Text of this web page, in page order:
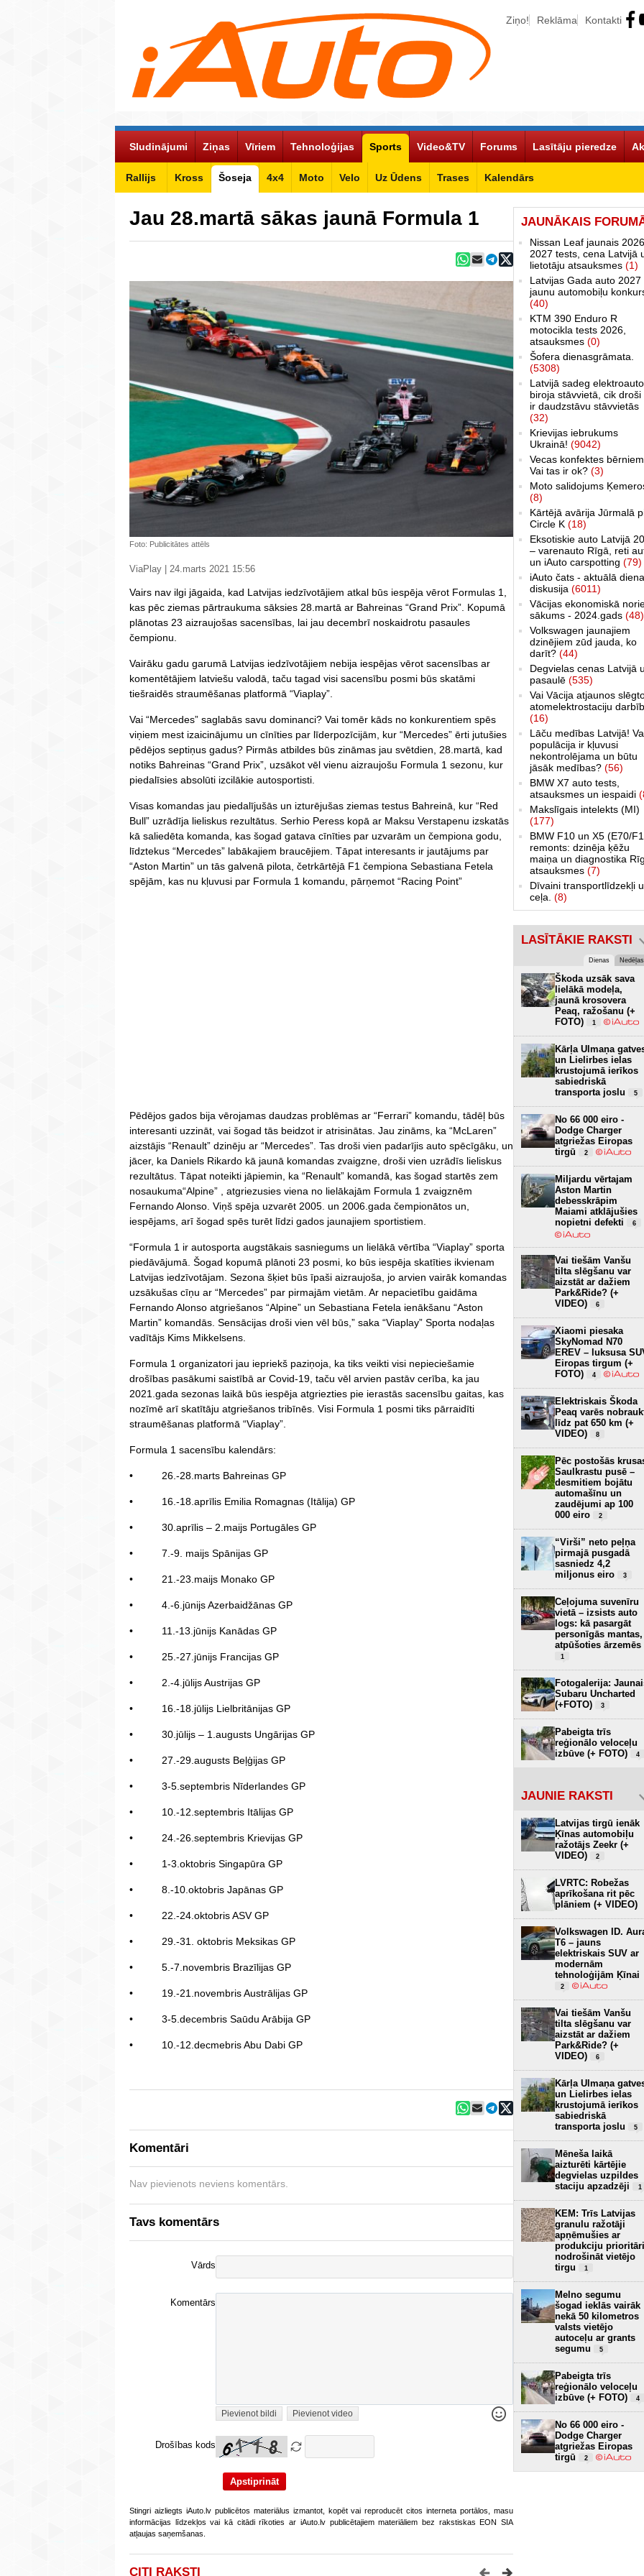
Ziņo! Reklāma Kontakti
Sludinājumi Ziņas Vīriem Tehnoloģijas Sports
Rallijs Kross Šoseja 4x4 Moto Velo Uz Ūdens Trases Kalendārs
Video&TV Forums Lasītāju pieredze
Jau 28.martā sākas jaunā Formula 1
Foto: Publicitātes attēls
ViaPlay | 24.marts 2021 15:56
Vairs nav ilgi jāgaida, kad Latvijas iedzīvotājiem atkal būs iespēja vērot Formulas 1,
kas pēc ziemas pārtraukuma sāksies 28.martā ar Bahreinas “Grand Prix”. Kopumā
plānotas 23 aizraujošas sacensības, lai jau decembrī noskaidrotu pasaules
čempionu.
Vairāku gadu garumā Latvijas iedzīvotājiem nebija iespējas vērot sacensības ar
komentētājiem latviešu valodā, taču tagad visi sacensību posmi būs skatāmi
tiešraidēs straumēšanas platformā “Viaplay”.
Vai “Mercedes” saglabās savu dominanci? Vai tomēr kāds no konkurentiem spēs
viņiem mest izaicinājumu un cīnīties par līderpozīcijām, kur “Mercedes” ērti jutušies
pēdējos septiņus gadus? Pirmās atbildes būs zināmas jau svētdien, 28.martā, kad
notiks Bahreinas “Grand Prix”, uzsākot vēl vienu aizraujošu Formula 1 sezonu, kur
piedalīsies absolūti izcilākie autosportisti.
Visas komandas jau piedalījušās un izturējušas ziemas testus Bahreinā, kur “Red
Bull” uzrādīja lieliskus rezultātus. Serhio Peress kopā ar Maksu Verstapenu izskatās
kā saliedēta komanda, kas šogad gatava cīnīties par uzvarām un čempiona godu,
līdztekus “Mercedes” labākajiem braucējiem. Tāpat interesants ir jautājums par
“Aston Martin” un tās galvenā pilota, četrkārtējā F1 čempiona Sebastiana Fetela
spējām, kas nu kļuvusi par Formula 1 komandu, pārņemot “Racing Point”
Pēdējos gados bija vērojamas daudzas problēmas ar “Ferrari” komandu, tādēļ būs
interesanti uzzināt, vai šogad tās beidzot ir atrisinātas. Jau zināms, ka “McLaren”
aizstājis “Renault” dzinēju ar “Mercedes”. Tas droši vien padarījis auto spēcīgāku, un
jācer, ka Daniels Rikardo kā jaunā komandas zvaigzne, droši vien uzrādīs lieliskus
rezultātus. Tāpat noteikti jāpiemin, ka “Renault” komandā, kas šogad startēs zem
nosaukuma“Alpine” , atgriezusies viena no lielākajām Formula 1 zvaigznēm
Fernando Alonso. Viņš spēja uzvarēt 2005. un 2006.gada čempionātos un,
iespējams, arī šogad spēs turēt līdzi gados jaunajiem sportistiem.
“Formula 1 ir autosporta augstākais sasniegums un lielākā vērtība “Viaplay” sporta
piedāvājumā. Šogad kopumā plānoti 23 posmi, ko būs iespēja skatīties ikvienam
Latvijas iedzīvotājam. Sezona šķiet būs īpaši aizraujoša, jo arvien vairāk komandas
uzsākušas cīņu ar “Mercedes” par pirmajām vietām. Ar nepacietību gaidāma
Fernando Alonso atgriešanos “Alpine” un Sebastiana Fetela ienākšanu “Aston
Martin” komandās. Sensācijas droši vien vēl būs,” saka “Viaplay” Sporta nodaļas
vadītājs Kims Mikkelsens.
Formula 1 organizatori jau iepriekš paziņoja, ka tiks veikti visi nepieciešamie
drošības pasākumi saistībā ar Covid-19, taču vēl arvien pastāv cerība, ka jau
2021.gada sezonas laikā būs iespēja atgriezties pie ierastās sacensību gaitas, kas
nozīmē arī skatītāju atgriešanos tribīnēs. Visi Formula 1 posmi tiks pārraidīti
straumēšanas platformā “Viaplay”.
Formula 1 sacensību kalendārs:
• 26.-28.marts Bahreinas GP
• 16.-18.aprīlis Emilia Romagnas (Itālija) GP
• 30.aprīlis – 2.maijs Portugāles GP
• 7.-9. maijs Spānijas GP
• 21.-23.maijs Monako GP
• 4.-6.jūnijs Azerbaidžānas GP
• 11.-13.jūnijs Kanādas GP
• 25.-27.jūnijs Francijas GP
• 2.-4.jūlijs Austrijas GP
• 16.-18.jūlijs Lielbritānijas GP
• 30.jūlijs – 1.augusts Ungārijas GP
• 27.-29.augusts Beļģijas GP
• 3-5.septembris Nīderlandes GP
• 10.-12.septembris Itālijas GP
• 24.-26.septembris Krievijas GP
• 1-3.oktobris Singapūra GP
• 8.-10.oktobris Japānas GP
• 22.-24.oktobris ASV GP
• 29.-31. oktobris Meksikas GP
• 5.-7.novembris Brazīlijas GP
• 19.-21.novembris Austrālijas GP
• 3-5.decembris Saūdu Arābija GP
• 10.-12.decmebris Abu Dabi GP
Komentāri
Nav pievienots neviens komentārs.
Tavs komentārs
Vārds
Komentārs
Pievienot bildi Pievienot video
Drošības kods
Stingri aizliegts iAuto.lv publicētos materiālus izmantot, kopēt vai reproducēt citos interneta portālos, masu
informācijas līdzekļos vai kā citādi rīkoties ar iAuto.lv publicētajiem materiāliem bez rakstiskas EON SIA
atļaujas saņemšanas.
CITI RAKSTI
JAUNĀKAIS
Nissan Leaf jaunais
2027 tests, cena Latvijā
lietotāju atsauksmes (1)
Latvijas Gada auto 2027
jaunu automobiļu
(40)
KTM 390 Enduro R
motocikla tests 2026,
atsauksmes (0)
Šofera dienasgrāmata.
(5308)
Latvijā sadeg elektroauto
biroja stāvvietā, cik droši
ir daudzstāvu stāvvietās
(32)
Krievijas iebrukums
Ukrainā! (9042)
Vecas konfektes
Vai tas ir ok? (3)
Moto salidojums
(8)
Kārtējā avārija Jūrmalā
Circle K (18)
Eksotiskie auto Latvijā
– varenauto Rīgā, reti
un iAuto carspotting (79)
iAuto čats - aktuālā
diskusija (6011)
Vācijas ekonomiskā
sākums - 2024.gads (48)
Volkswagen jaunajiem
dzinējiem zūd jauda, ko
darīt? (44)
Degvielas cenas Latvijā
pasaulē (535)
Vai Vācija atjaunos
atomelektrostaciju
(16)
Lāču medības Latvijā!
populācija ir kļuvusi
nekontrolējama un būtu
jāsāk medības? (56)
BMW X7 auto tests,
atsauksmes un iespaidi
Makslīgais intelekts (MI)
(177)
BMW F10 un X5 (E70/
remonts: dzinēja ķēžu
maiņa un diagnostika
atsauksmes (7)
Dīvaini transportlīdzekļi
ceļa. (8)
LASĪTĀKIE RAKSTI
Dienas Nedēļas
Škoda uzsāk sava
lielākā modeļa,
jaunā krosovera
Peaq, ražošanu (+
FOTO)
1
Kārļa Ulmaņa
un Lielirbes ielas
krustojumā ierīkos
sabiedriskā
transporta joslu
5
No 66 000 eiro -
Dodge Charger
atgriežas Eiropas
tirgū
2
Miljardu vērtajam
Aston Martin
debesskrāpim
Maiami atklājušies
nopietni defekti
6
Vai tiešām Vanšu
tilta slēgšanu var
aizstāt ar dažiem
Park&Ride? (+
VIDEO)
6
Xiaomi piesaka
SkyNomad N70
EREV – luksusa
Eiropas tirgum (+
FOTO)
4
Elektriskais Škoda
Peaq varēs
līdz pat 650 km (+
VIDEO)
8
Pēc postošās
Saulkrastu pusē –
desmitiem bojātu
automašīnu un
zaudējumi ap 100
000 eiro
2
“Virši” neto peļņa
pirmajā pusgadā
sasniedz 4,2
miljonus eiro
3
Ceļojuma suvenīru
vietā – izsists auto
logs: kā pasargāt
personīgās mantas,
atpūšoties ārzemēs
1
Fotogalerija:
Subaru Uncharted
(+FOTO)
3
Pabeigta trīs
reģionālo veloceļu
izbūve (+ FOTO)
4
JAUNIE RAKSTI
Latvijas tirgū ienāk
Ķīnas automobiļu
ražotājs Zeekr (+
VIDEO)
2
LVRTC: Robežas
aprīkošana rit pēc
plāniem (+ VIDEO)
Volkswagen ID.
T6 – jauns
elektriskais SUV ar
modernām
tehnoloģijām Ķīnai
2
Vai tiešām Vanšu
tilta slēgšanu var
aizstāt ar dažiem
Park&Ride? (+
VIDEO)
6
Kārļa Ulmaņa
un Lielirbes ielas
krustojumā ierīkos
sabiedriskā
transporta joslu
5
Mēneša laikā
aizturēti kārtējie
degvielas uzpildes
staciju apzadzēji
1
KEM: Trīs Latvijas
granulu ražotāji
apņēmušies ar
produkciju prioritāri
nodrošināt vietējo
tirgu
1
Melno segumu
šogad ieklās vairāk
nekā 50 kilometros
valsts vietējo
autoceļu ar grants
segumu
5
Pabeigta trīs
reģionālo veloceļu
izbūve (+ FOTO)
4
No 66 000 eiro -
Dodge Charger
atgriežas Eiropas
tirgū
2